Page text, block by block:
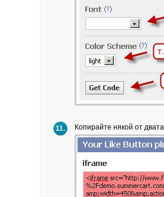
11. Копирайте някой от